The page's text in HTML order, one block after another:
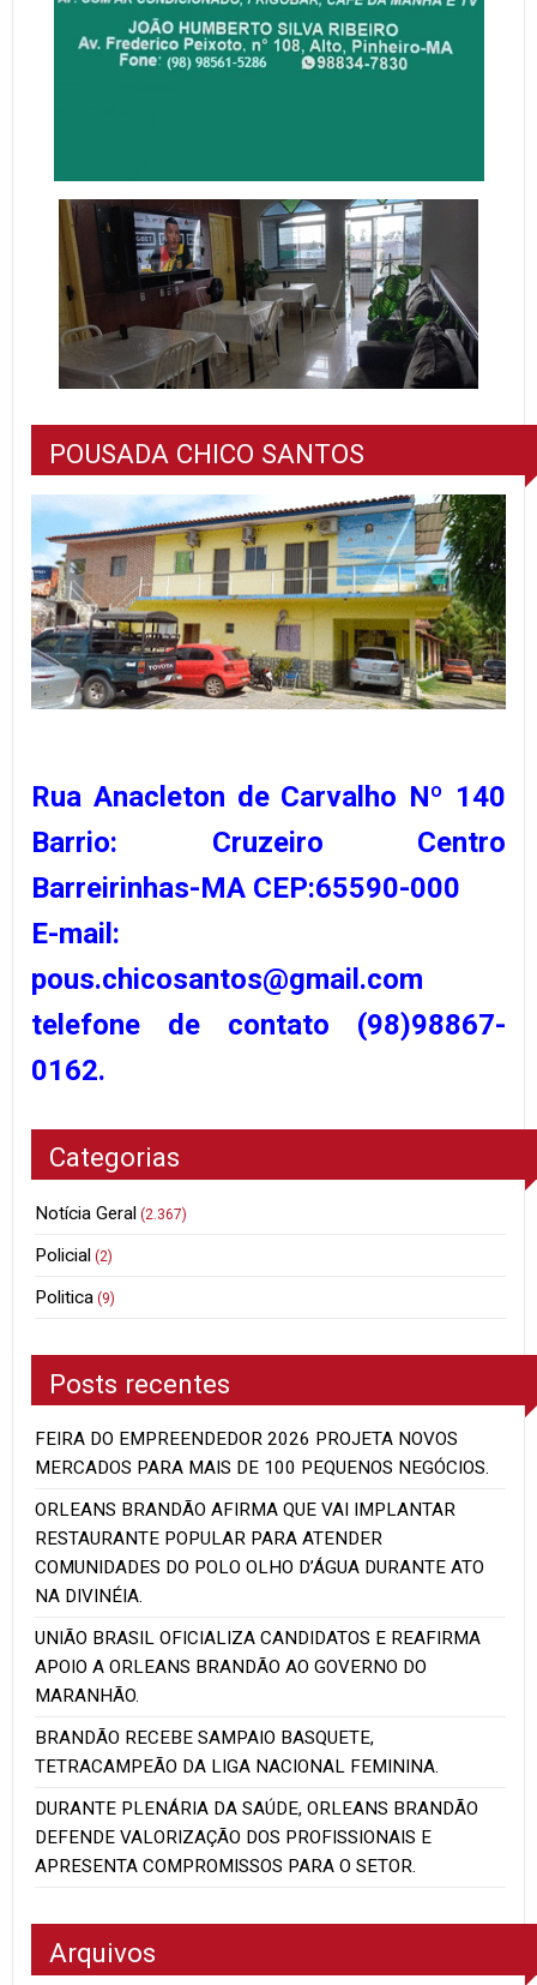
POUSADA CHICO SANTOS
Rua Anacleton de Carvalho Nº 140
Barrio: Cruzeiro Centro
Barreirinhas-MA CEP:65590-000
E-mail:
pous.chicosantos@gmail.com
telefone de contato (98)98867-
0162.
Categorias
Notícia Geral (2.367)
Policial (2)
Politica (9)
Posts recentes
FEIRA DO EMPREENDEDOR 2026 PROJETA NOVOS
MERCADOS PARA MAIS DE 100 PEQUENOS NEGÓCIOS.
ORLEANS BRANDÃO AFIRMA QUE VAI IMPLANTAR
RESTAURANTE POPULAR PARA ATENDER
COMUNIDADES DO POLO OLHO D’ÁGUA DURANTE ATO
NA DIVINÉIA.
UNIÃO BRASIL OFICIALIZA CANDIDATOS E REAFIRMA
APOIO A ORLEANS BRANDÃO AO GOVERNO DO
MARANHÃO.
BRANDÃO RECEBE SAMPAIO BASQUETE,
TETRACAMPEÃO DA LIGA NACIONAL FEMININA.
DURANTE PLENÁRIA DA SAÚDE, ORLEANS BRANDÃO
DEFENDE VALORIZAÇÃO DOS PROFISSIONAIS E
APRESENTA COMPROMISSOS PARA O SETOR.
Arquivos